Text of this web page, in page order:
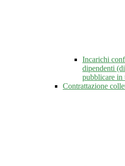
Incarichi
dipendenti
pubblicare in
Contrattazione